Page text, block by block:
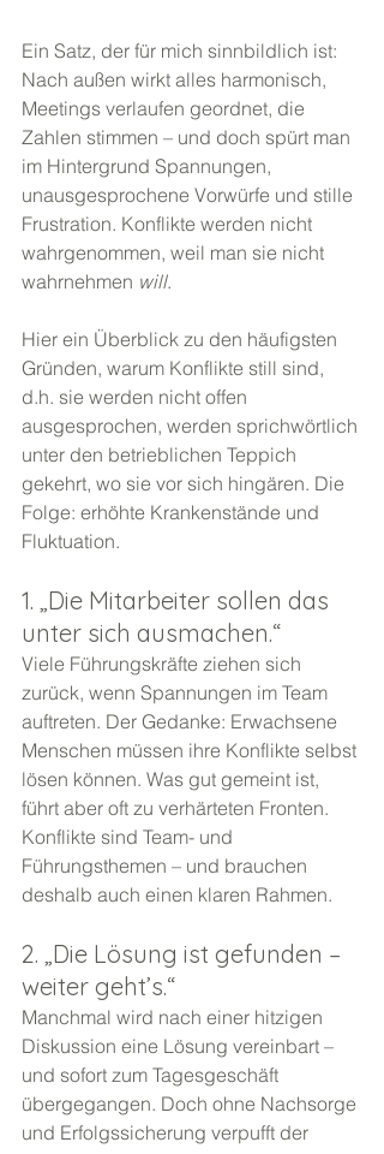
Ein Satz, der für mich sinnbildlich ist:
Nach außen wirkt alles harmonisch,
Meetings verlaufen geordnet, die
Zahlen stimmen – und doch spürt man
im Hintergrund Spannungen,
unausgesprochene Vorwürfe und stille
Frustration. Konflikte werden nicht
wahrgenommen, weil man sie nicht
wahrnehmen will.
Hier ein Überblick zu den häufigsten
Gründen, warum Konflikte still sind,
d.h. sie werden nicht offen
ausgesprochen, werden sprichwörtlich
unter den betrieblichen Teppich
gekehrt, wo sie vor sich hingären. Die
Folge: erhöhte Krankenstände und
Fluktuation.
1. „Die Mitarbeiter sollen das
unter sich ausmachen.“
Viele Führungskräfte ziehen sich
zurück, wenn Spannungen im Team
auftreten. Der Gedanke: Erwachsene
Menschen müssen ihre Konflikte selbst
lösen können. Was gut gemeint ist,
führt aber oft zu verhärteten Fronten.
Konflikte sind Team- und
Führungsthemen – und brauchen
deshalb auch einen klaren Rahmen.
2. „Die Lösung ist gefunden –
weiter geht’s.“
Manchmal wird nach einer hitzigen
Diskussion eine Lösung vereinbart –
und sofort zum Tagesgeschäft
übergegangen. Doch ohne Nachsorge
und Erfolgssicherung verpufft der